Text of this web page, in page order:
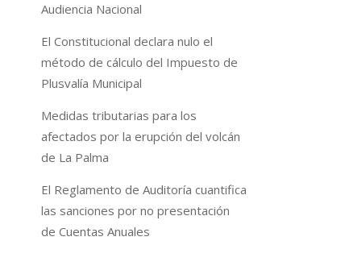
Audiencia Nacional
El Constitucional declara nulo el
método de cálculo del Impuesto de
Plusvalía Municipal
Medidas tributarias para los
afectados por la erupción del volcán
de La Palma
El Reglamento de Auditoría cuantifica
las sanciones por no presentación
de Cuentas Anuales